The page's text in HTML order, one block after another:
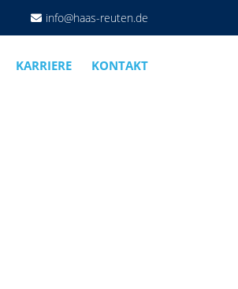
info@haas-reuten.de
KARRIERE KONTAKT